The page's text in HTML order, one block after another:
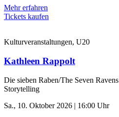
Mehr erfahren
Tickets kaufen
Kulturveranstaltungen, U20
Kathleen Rappolt
Die sieben Raben/The Seven Ravens
Storytelling
Sa., 10. Oktober 2026 | 16:00 Uhr